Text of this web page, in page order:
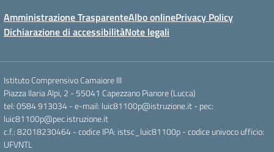
Amministrazione TrasparenteAlbo onlinePrivacy Policy
Dichiarazione di accessibilitàNote legali
Istituto Comprensivo Camaiore III
Piazza Ilaria Alpi, 2 - 55041 Capezzano Pianore (Lucca)
tel: 0584 913034 - e-mail: luic81100p@istruzione.it - pec:
luic81100p@pec.istruzione.it
c.f.: 82018230464 - codice IPA: istsc_luic81100p - codice univoco ufficio:
UFVNTL